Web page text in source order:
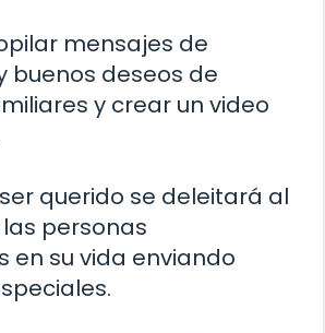
mensajes de
buenos deseos de
y crear un video
querido se deleitará al
personas
en su vida enviando